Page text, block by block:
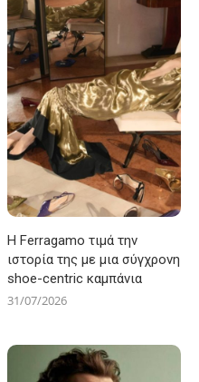
Η Ferragamo τιμά την
ιστορία της με μια σύγχρονη
shoe-centric καμπάνια
31/07/2026